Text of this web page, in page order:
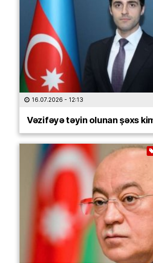
16.07.2026 - 12:13
Vəzifəyə təyin olunan şəxs